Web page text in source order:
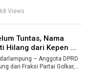
Views
Tuntas, Nama
Hilang dari Kepen ...
– Anggota DPRD
dari Fraksi Partai Golkar,